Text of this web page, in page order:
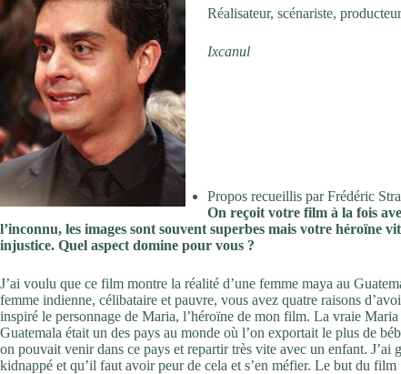
Réalisateur, scénariste, producteur
Ixcanul
Propos recueillis par Frédéric
On reçoit votre film à la fois
l’inconnu, les images sont souvent superbes mais votre héroïne
injustice. Quel aspect domine pour vous ?
J’ai voulu que ce film montre la réalité d’une femme maya au
femme indienne, célibataire et pauvre, vous avez quatre raisons
inspiré le personnage de Maria, l’héroïne de mon film. La vraie
Guatemala était un des pays au monde où l’on exportait le plus de
on pouvait venir dans ce pays et repartir très vite avec un enfant.
kidnappé et qu’il faut avoir peur de cela et s’en méfier. Le but du film